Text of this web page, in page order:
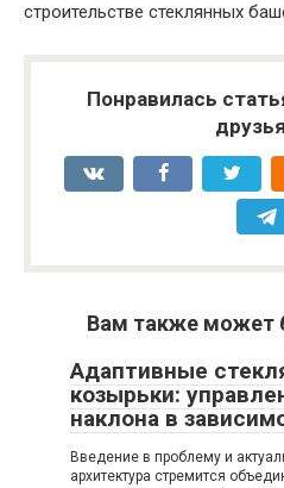
строительстве стеклянных
Понравилась
Вам также может
Адаптивные
козырьки:
наклона в
Введение в проблему и
архитектура стремится